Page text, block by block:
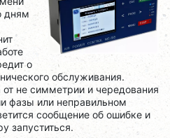
дням
о
обслуживания.
не симметрии и чередования
фазы или неправильном
сообщение об ошибке и
запуститься.